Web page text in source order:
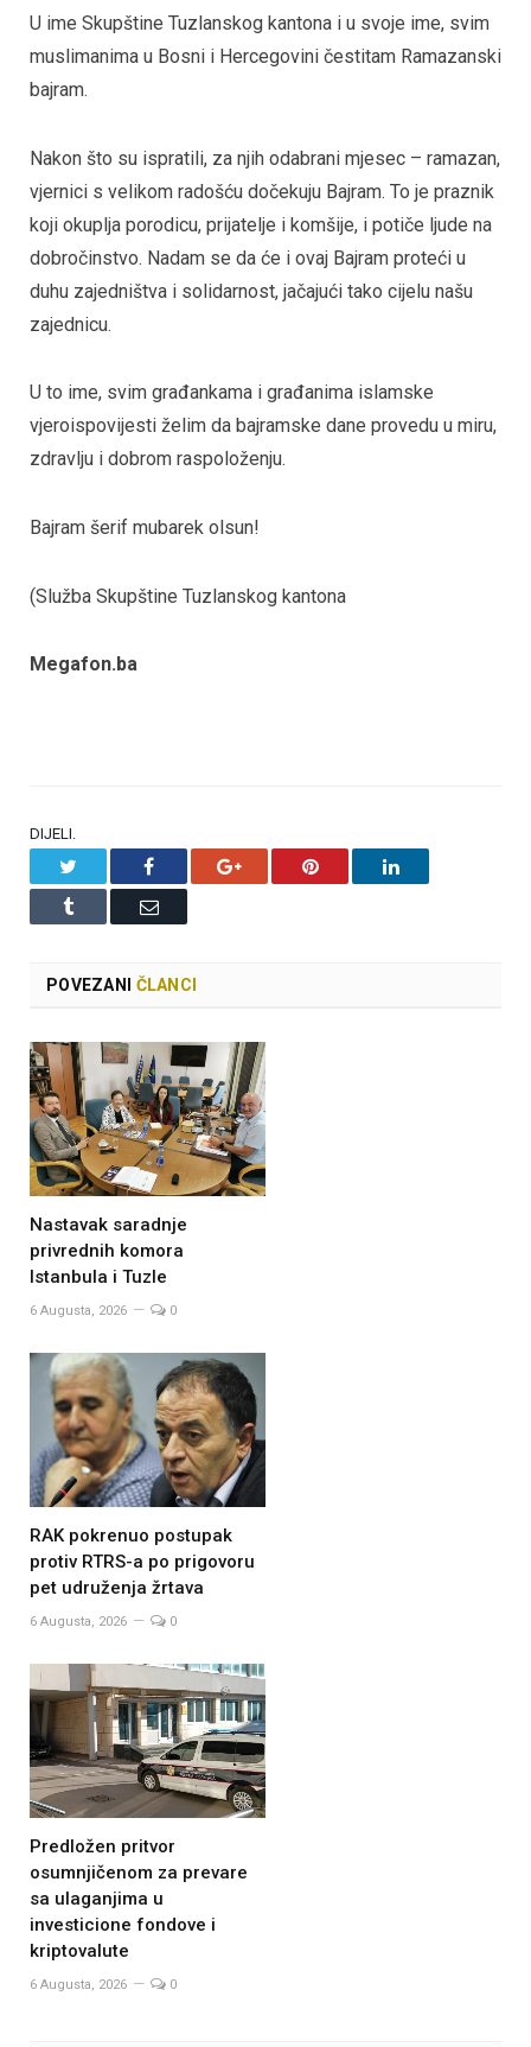
U ime Skupštine Tuzlanskog kantona i u svoje ime, svim
muslimanima u Bosni i Hercegovini čestitam Ramazanski
bajram.
Nakon što su ispratili, za njih odabrani mjesec – ramazan,
vjernici s velikom radošću dočekuju Bajram. To je praznik
koji okuplja porodicu, prijatelje i komšije, i potiče ljude na
dobročinstvo. Nadam se da će i ovaj Bajram proteći u
duhu zajedništva i solidarnost, jačajući tako cijelu našu
zajednicu.
U to ime, svim građankama i građanima islamske
vjeroispovijesti želim da bajramske dane provedu u miru,
zdravlju i dobrom raspoloženju.
Bajram šerif mubarek olsun!
(Služba Skupštine Tuzlanskog kantona
Megafon.ba
DIJELI.
Facebook Google+ Pinterest LinkedIn
Tumblr Email
POVEZANI ČLANCI
Nastavak saradnje
privrednih komora
Istanbula i Tuzle
6 Augusta, 2026 0
RAK pokrenuo postupak
protiv RTRS-a po prigovoru
pet udruženja žrtava
6 Augusta, 2026 0
Predložen pritvor
osumnjičenom za prevare
sa ulaganjima u
investicione fondove i
kriptovalute
6 Augusta, 2026 0